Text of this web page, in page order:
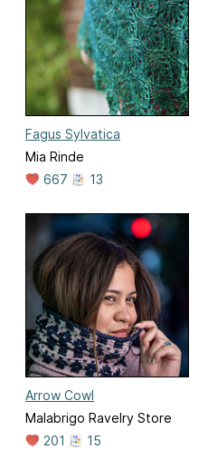
Fagus Sylvatica
Mia Rinde
667
13
Arrow Cowl
Malabrigo Ravelry Store
201
15